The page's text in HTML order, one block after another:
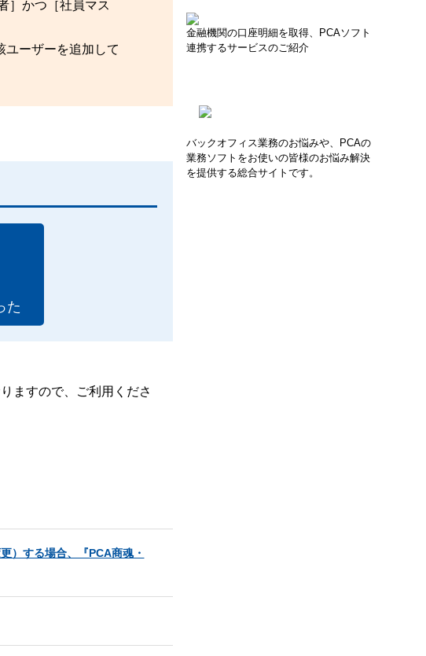
金融機関の口座明細を取得、PCAソフト
連携するサービスのご紹介
バックオフィス業務のお悩みや、PCAの
業務ソフトをお使いの皆様のお悩み解決
を提供する総合サイトです。
］かつ［社員マス
ユーザーを追加して
た
ますので、ご利用くださ
）する場合、『PCA商魂・